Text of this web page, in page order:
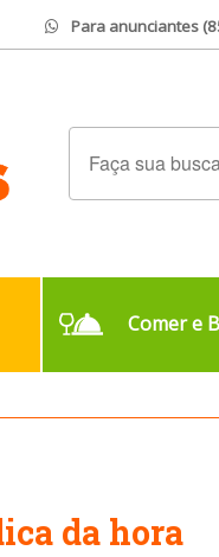
Para anunciantes
Comer e
da hora